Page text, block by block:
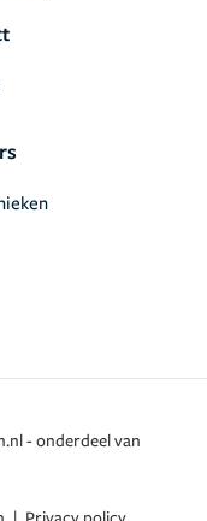
- onderdeel van